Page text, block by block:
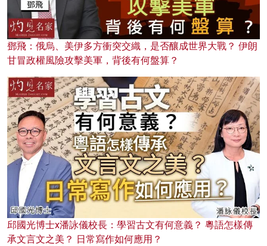
鄧飛：俄烏、美伊多方衝突交織，是否釀成世界大戰？ 伊朗
甘冒政權風險攻擊美軍，背後有何盤算？
邱國光博士x潘詠儀校長：學習古文有何意義？ 粵語怎樣傳
承文言文之美？ 日常寫作如何應用？